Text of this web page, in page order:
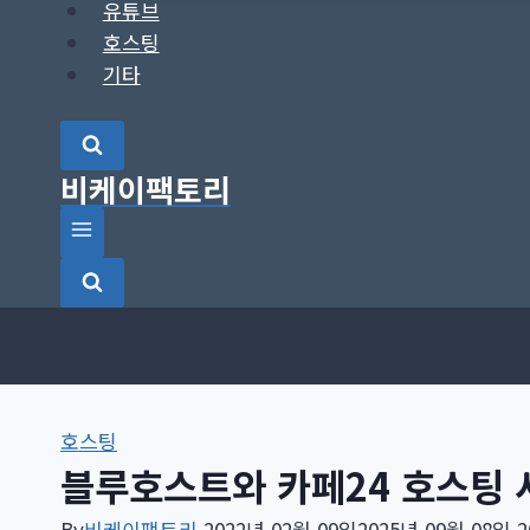
유튜브
호스팅
기타
비케이팩토리
호스팅
블루호스트와 카페24 호스팅